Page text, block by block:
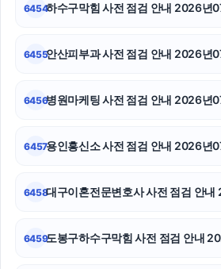
6454하수구막힘 사전 점검 안내 2026년
6455안산피부과 사전 점검 안내 2026년
6456병원마케팅 사전 점검 안내 2026년
6457용인흥신소 사전 점검 안내 2026년
6458대구이혼전문변호사 사전 점검 안
6459도봉구하수구막힘 사전 점검 안내